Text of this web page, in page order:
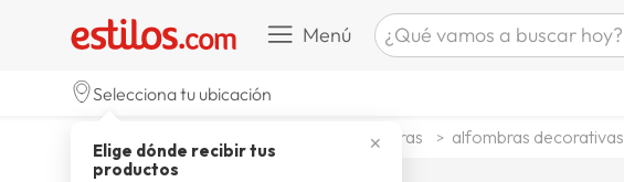
Menú ¿Qué vamos a buscar hoy?
Selecciona tu ubicación
✕
Elige dónde recibir tus
productos
alfombras alfombras decorativas